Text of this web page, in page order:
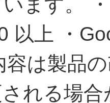
以上 ・
容は製品
れる場